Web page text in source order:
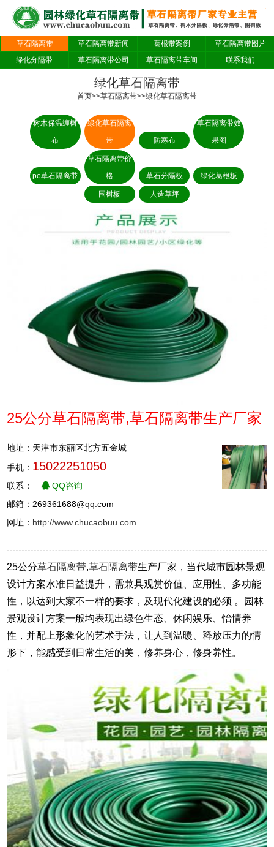
草石隔离带 草石隔离带新闻 葛根带案例
草石隔离带图片
绿化分隔带
草石隔离带公司 草石隔离带车间 联系我们
绿化草石隔离带
首页>>草石隔离带>>绿化草石隔离带
树木保温缠树
布
绿化草石隔离
带
防寒布
草石隔离带效
果图
pe草石隔离带
草石隔离带价
格
草石分隔板 绿化葛根板
围树板 人造草坪
25公分草石隔离带,草石隔离带生产厂家
地址：天津市东丽区北方五金城
手机： 15022251050
联系：
QQ咨询
邮箱：269361688@qq.com
网址： http://www.chucaobuu.com
25公分草石隔离带,草石隔离带生产厂家， 当代城市园林景观
设计方案水准日益提升，需兼具观赏价值、应用性、多功能
性，以达到大家不一样的要求，及现代化建设的必须 。园林
景观设计方案一般均表现出绿色生态、休闲娱乐、怡情养
性，并配上形象化的艺术手法，让人到温暖、释放压力的情
形下，能感受到日常生活的美，修养身心，修身养性。